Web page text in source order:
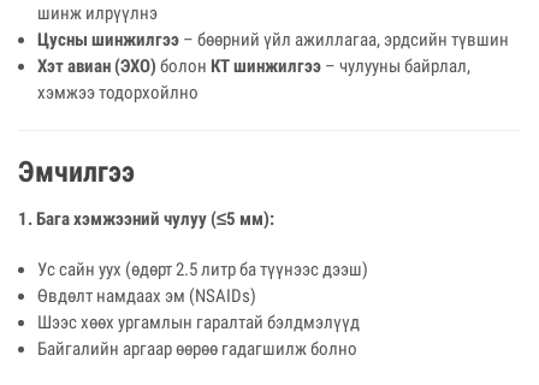
шинж илрүүлнэ
Цусны шинжилгээ – бөөрний үйл ажиллагаа, эрдсийн түвшин
Хэт авиан (ЭХО) болон КТ шинжилгээ – чулууны байрлал,
хэмжээ тодорхойлно
Эмчилгээ
1. Бага хэмжээний чулуу (≤5 мм):
Ус сайн уух (өдөрт 2.5 литр ба түүнээс дээш)
Өвдөлт намдаах эм (NSAIDs)
Шээс хөөх ургамлын гаралтай бэлдмэлүүд
Байгалийн аргаар өөрөө гадагшилж болно